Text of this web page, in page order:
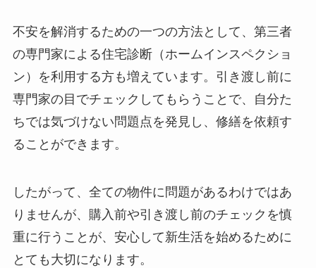
不安を解消するための一つの方法として、第三者
の専門家による住宅診断（ホームインスペクショ
ン）を利用する方も増えています。引き渡し前に
専門家の目でチェックしてもらうことで、自分た
ちでは気づけない問題点を発見し、修繕を依頼す
ることができます。
したがって、全ての物件に問題があるわけではあ
りませんが、購入前や引き渡し前のチェックを慎
重に行うことが、安心して新生活を始めるために
とても大切になります。